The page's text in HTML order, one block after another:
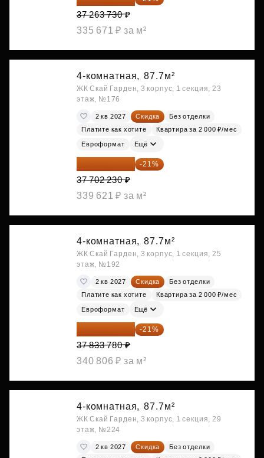
37 263 730 ₽
335 671 ₽ за м²
4-комнатная, 87.7м²
ЖК Скай Гарден, 3 корпус, 1 секция, 23
этаж, №176
2 кв 2027 Скидка
Без отделки
Платите как хотите
Квартира за 2 000 ₽/мес
Евроформат Ещё
29 784 762 ₽ -21%
37 702 230 ₽
339 621 ₽ за м²
4-комнатная, 87.7м²
ЖК Скай Гарден, 3 корпус, 1 секция, 25
этаж, №192
2 кв 2027 Скидка
Без отделки
Платите как хотите
Квартира за 2 000 ₽/мес
Евроформат Ещё
29 888 686 ₽ -21%
37 833 780 ₽
340 806 ₽ за м²
4-комнатная, 87.7м²
ЖК Скай Гарден, 3 корпус, 1 секция, 29
этаж, №224
2 кв 2027 Скидка
Без отделки